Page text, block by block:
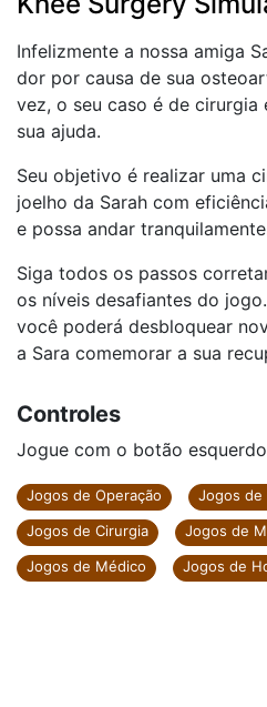
Infelizmente a nossa amiga
dor por causa de sua
vez, o seu caso é de cirurgia
sua ajuda.
Seu objetivo é realizar uma
joelho da Sarah com
e possa andar
Siga todos os passos
os níveis desafiantes do
você poderá desbloquear
a Sara comemorar a sua
Controles
Jogue com o botão
Jogos de Operação
Jogos de
Jogos de Cirurgia
Jogos de
Jogos de Médico
Jogos de